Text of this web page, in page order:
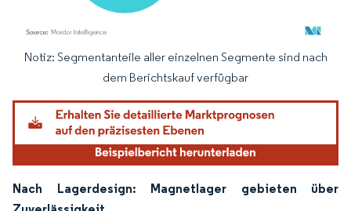
Bild © Mordor Intelligence. Wiederverwendung erfordert Namensnennung
Notiz: Segmentanteile aller einzelnen Segmente sind nach
dem Berichtskauf verfügbar
Nach Lagerdesign: Magnetlager gebieten über